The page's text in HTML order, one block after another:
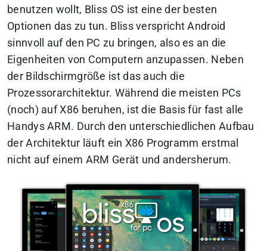
benutzen wollt, Bliss OS ist eine der besten
Optionen das zu tun. Bliss verspricht Android
sinnvoll auf den PC zu bringen, also es an die
Eigenheiten von Computern anzupassen. Neben
der Bildschirmgröße ist das auch die
Prozessorarchitektur. Während die meisten PCs
(noch) auf X86 beruhen, ist die Basis für fast alle
Handys ARM. Durch den unterschiedlichen Aufbau
der Architektur läuft ein X86 Programm erstmal
nicht auf einem ARM Gerät und andersherum.